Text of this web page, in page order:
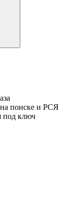
поиске и РСЯ
под ключ